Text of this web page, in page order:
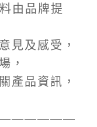
由品牌提
見及感受，
，
產品資訊，